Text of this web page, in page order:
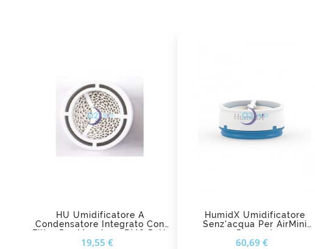
HU Umidificatore A
Condensatore Integrato Con
Filtro Per Maschere BMC P2H,
N5H E N5AH
19,55 €
HumidX Umidificatore
Senz'acqua Per AirMini
Resmed
60,69 €